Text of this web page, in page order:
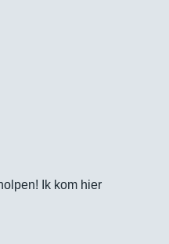
Ik kom hier